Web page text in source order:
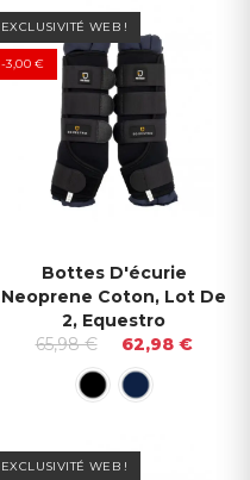
EXCLUSIVITÉ WEB !
-3,00 €
Bottes D'écurie
Neoprene Coton, Lot De
2, Equestro
65,98 €
62,98 €
EXCLUSIVITÉ WEB !